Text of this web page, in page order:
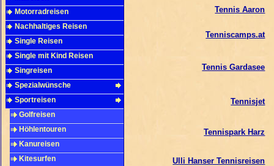
Motorradreisen
Nachhaltiges Reisen
Single Reisen
Single mit Kind Reisen
Singreisen
Spezialwünsche
Sportreisen
Golfreisen
Höhlentouren
Kanureisen
Kitesurfen
Tennis Aaron
Tenniscamps.at
Tennis Gardasee
Tennisjet
Tennispark Harz
Ulli Hanser Tennisreisen